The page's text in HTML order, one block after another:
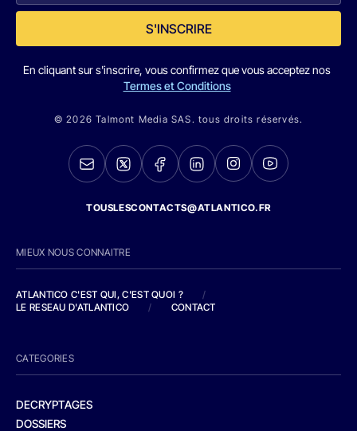
S'INSCRIRE
En cliquant sur s'inscrire, vous confirmez que vous acceptez nos
Termes et Conditions
© 2026 Talmont Media SAS. tous droits réservés.
TOUSLESCONTACTS@ATLANTICO.FR
MIEUX NOUS CONNAITRE
ATLANTICO C'EST QUI, C'EST QUOI ?
/
LE RESEAU D'ATLANTICO
/ CONTACT
CATEGORIES
DECRYPTAGES
DOSSIERS